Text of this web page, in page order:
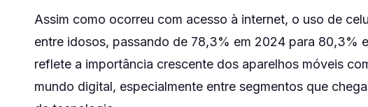
Assim como ocorreu com acesso à internet, o uso de
entre idosos, passando de 78,3% em 2024 para 80,3%
reflete a importância crescente dos aparelhos móveis
mundo digital, especialmente entre segmentos que